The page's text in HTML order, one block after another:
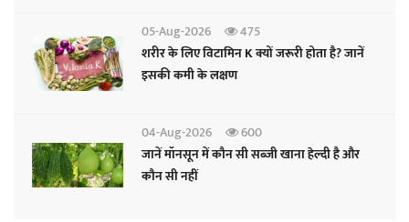
05-Aug-2026
475
शरीर के लिए विटामिन K क्यों जरूरी होता है? जानें
इसकी कमी के लक्षण
04-Aug-2026
600
जानें मॉनसून में कौन सी सब्जी खाना हेल्दी है और
कौन सी नहीं